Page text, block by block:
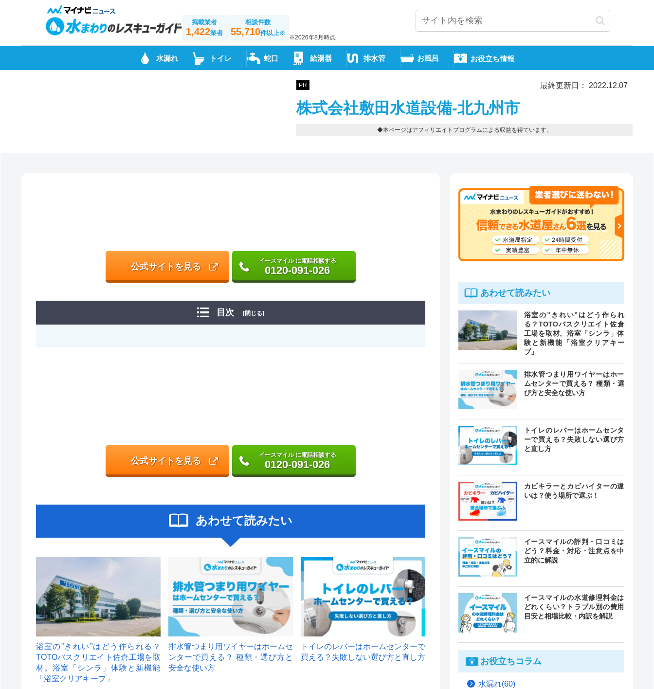
掲載業者
1,422業者
相談件数
55,710件以上※
※2026年8月時点
水漏れ トイレ 蛇口 給湯器 排水管 お風呂 お役立ち情報
PR 最終更新日： 2022.12.07
株式会社敷田水道設備-北九州市
◆本ページはアフィリエイトプログラムによる収益を得ています。
公式サイトを見る
イースマイル に電話相談する
0120-091-026
目次 [閉じる]
公式サイトを見る
イースマイル に電話相談する
0120-091-026
あわせて読みたい
浴室の”きれい”はどう作られる？
TOTOバスクリエイト佐倉工場を取
材。浴室「シンラ」体験と新機能
「浴室クリアキープ」
排水管つまり用ワイヤーはホームセ
ンターで買える？ 種類・選び方と
安全な使い方
トイレのレバーはホームセンターで
買える？失敗しない選び方と直し方
あわせて読みたい
浴室の”きれい”はどう作られ
る？TOTOバスクリエイト佐倉
工場を取材。浴室「シンラ」体
験と新機能「浴室クリアキー
プ」
排水管つまり用ワイヤーはホー
ムセンターで買える？ 種類・選
び方と安全な使い方
トイレのレバーはホームセンタ
ーで買える？失敗しない選び方
と直し方
カビキラーとカビハイターの違
いは？使う場所で選ぶ！
イースマイルの評判・口コミは
どう？料金・対応・注意点を中
立的に解説
イースマイルの水道修理料金は
どれくらい？トラブル別の費用
目安と相場比較・内訳を解説
お役立ちコラム
水漏れ(60)